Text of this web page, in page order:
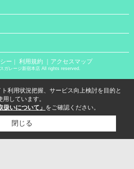
ー 利用規約 ｜アクセスマップ
ガレージ新宿本店 All rights reserved.
利用状況把握、サービス向上検討を目的と
しています。
扱いについて」 をご確認ください。
閉じる